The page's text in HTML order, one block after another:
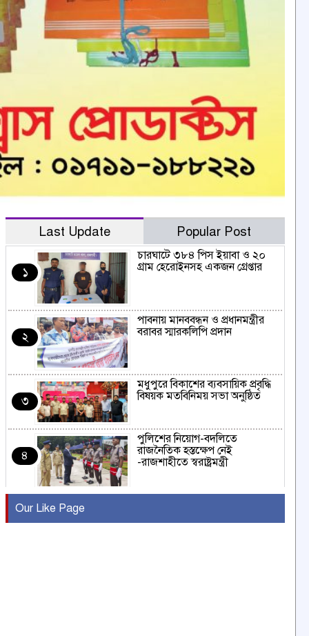
Last Update Popular Post
১
চারঘাটে ৩৮৪ পিস ইয়াবা ও ২০
গ্রাম হেরোইনসহ একজন গ্রেপ্তার
২
পাবনায় মানববন্ধন ও প্রধানমন্ত্রীর
বরাবর স্মারকলিপি প্রদান
৩
মধুপুরে বিকাশের ব্যবসায়িক প্রবৃদ্ধি
বিষয়ক মতবিনিময় সভা অনুষ্ঠিত
৪
পুলিশের নিয়োগ-বদলিতে
রাজনৈতিক হস্তক্ষেপ নেই
-রাজশাহীতে স্বরাষ্ট্রমন্ত্রী
৫
Our Like Page